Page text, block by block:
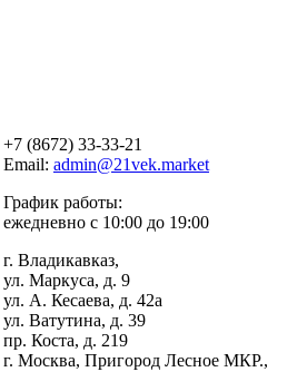
+7 (8672) 33-33-21
Email: admin@21vek.market
График работы:
ежедневно с 10:00 до 19:00
г. Владикавказ,
ул. Маркуса, д. 9
ул. А. Кесаева, д. 42а
ул. Ватутина, д. 39
пр. Коста, д. 219
г. Москва, Пригород Лесное МКР.,